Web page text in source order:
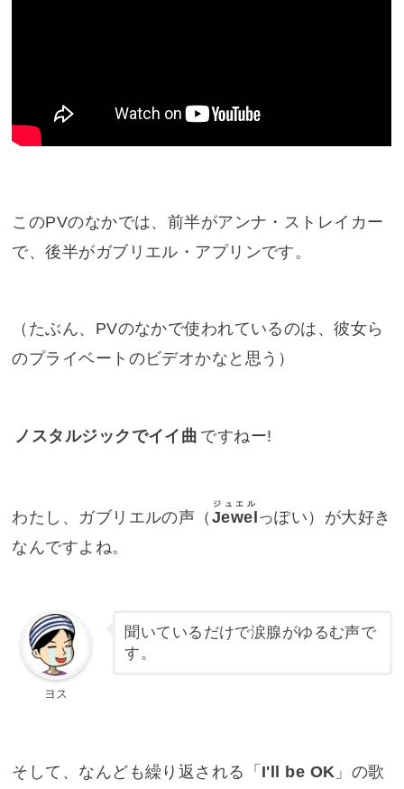
このPVのなかでは、前半がアンナ・ストレイカー
で、後半がガブリエル・アプリンです。
（たぶん、PVのなかで使われているのは、彼女ら
のプライベートのビデオかなと思う）
ノスタルジックでイイ曲 ですねー!
わたし、ガブリエルの声（ Jewel
ジュエル
っぽい）が大好き
なんですよね。
ヨス
聞いているだけで涙腺がゆるむ声で
す。
そして、なんども繰り返される「 I'll be OK 」の歌